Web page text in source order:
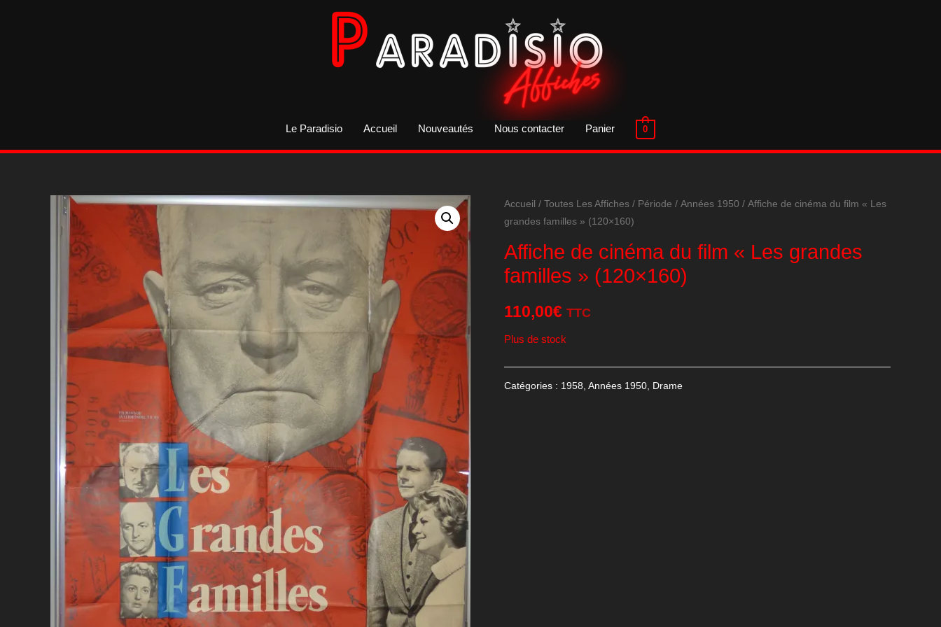
Le Paradisio Accueil Nouveautés Nous contacter Panier 0
Accueil / Toutes Les Affiches / Période / Années 1950 / Affiche de cinéma du film « Les
grandes familles » (120×160)
Affiche de cinéma du film « Les grandes
familles » (120×160)
110,00€ TTC
Plus de stock
Catégories : 1958 Années 1950 Drame